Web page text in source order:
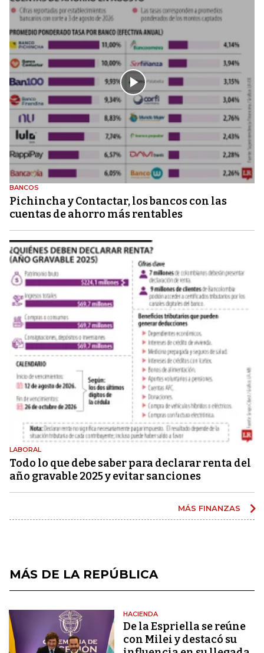
BANCOS
Pichincha y Contactar, los bancos con las
cuentas de ahorro más rentables
LABORAL
Todo lo que debe saber para declarar renta del
año gravable 2025 y evitar sanciones
MÁS FINANZAS
MÁS DE LA REPÚBLICA
HACIENDA
De la Espriella se reúne
con Milei y destacó su